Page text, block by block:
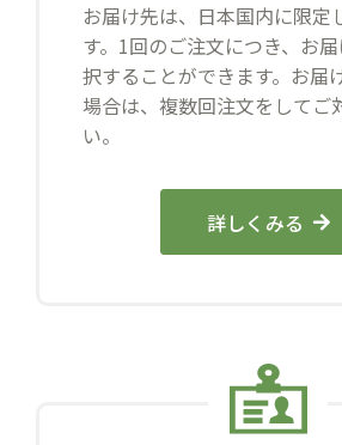
お届け先は、日本国内に限定
す。1回のご注文につき、お
択することができます。お届
場合は、複数回注文をしてご
い。
詳しくみる